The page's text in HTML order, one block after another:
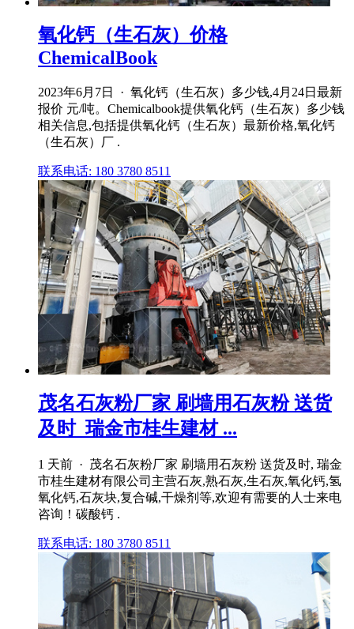
氧化钙（生石灰）价格
ChemicalBook
2023年6月7日 · 氧化钙（生石灰）多少钱,4月24日最新
报价 元/吨。Chemicalbook提供氧化钙（生石灰）多少钱
相关信息,包括提供氧化钙（生石灰）最新价格,氧化钙
（生石灰）厂 .
联系电话: 180 3780 8511
茂名石灰粉厂家 刷墙用石灰粉 送货
及时_瑞金市桂生建材 ...
1 天前 · 茂名石灰粉厂家 刷墙用石灰粉 送货及时, 瑞金
市桂生建材有限公司主营石灰,熟石灰,生石灰,氧化钙,氢
氧化钙,石灰块,复合碱,干燥剂等,欢迎有需要的人士来电
咨询！碳酸钙 .
联系电话: 180 3780 8511